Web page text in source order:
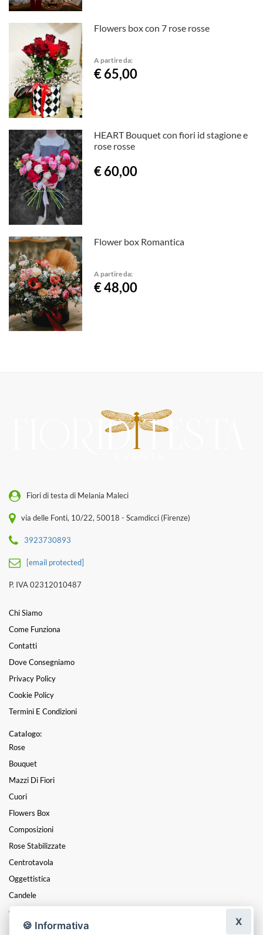
Flowers box con 7 rose rosse
A partire da:
€ 65,00
HEART Bouquet con fiori id stagione e
rose rosse
€ 60,00
Flower box Romantica
A partire da:
€ 48,00
Fiori di testa di Melania Maleci
via delle Fonti, 10/22, 50018 - Scamdicci (Firenze)
3923730893
[email protected]
P. IVA 02312010487
Chi Siamo
Come Funziona
Contatti
Dove Consegniamo
Privacy Policy
Cookie Policy
Termini E Condizioni
Catalogo:
Rose
Bouquet
Mazzi Di Fiori
Cuori
Flowers Box
Composizioni
Rose Stabilizzate
Centrotavola
Oggettistica
Candele
Coroncine Di Alloro Laurea
Laurea🍪 Informativa X